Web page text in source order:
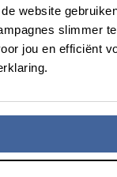
website
slimmer
jou en efficiënt